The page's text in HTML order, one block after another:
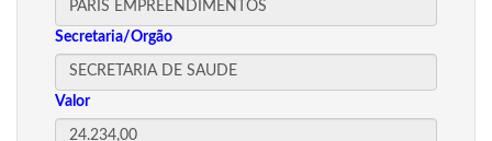
Secretaria/Orgão
Valor